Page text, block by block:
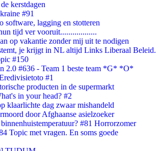
kerstdagen
#91
software, lagging en stotteren
tijd ver vooruit..................
op vakantie zonder mij uit te nodigen
je krijgt in NL altijd Links Liberaal Beleid.
#150
2.0 #636 - Team 1 beste team *G* *O*
#1
producten in de supermarkt
in your head? #2
klaarlichte dag zwaar mishandeld
door Afghaanse asielzoeker
#81 Horrorzomer
Topic met vragen. En soms goede